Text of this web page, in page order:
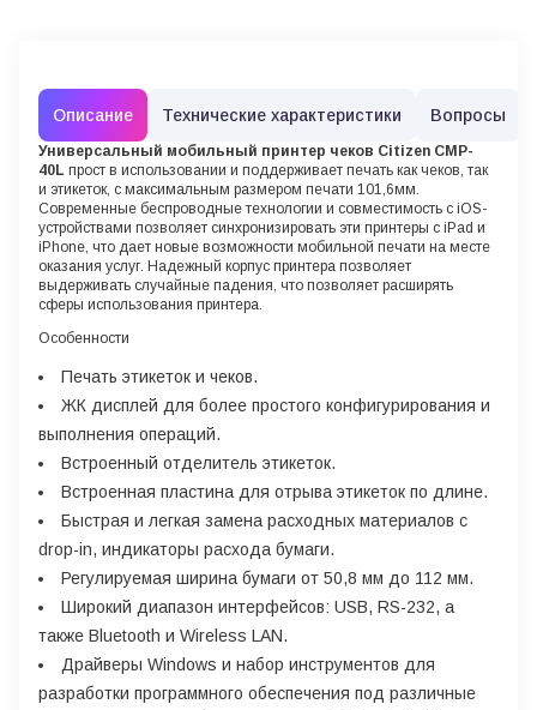
Описание Технические характеристики Вопросы
Универсальный мобильный принтер чеков Citizen CMP-
40L прост в использовании и поддерживает печать как чеков, так
и этикеток, с максимальным размером печати 101,6мм.
Современные беспроводные технологии и совместимость с iOS-
устройствами позволяет синхронизировать эти принтеры с iPad и
iPhone, что дает новые возможности мобильной печати на месте
оказания услуг. Надежный корпус принтера позволяет
выдерживать случайные падения, что позволяет расширять
сферы использования принтера.
Особенности
Печать этикеток и чеков.
ЖК дисплей для более простого конфигурирования и
выполнения операций.
Встроенный отделитель этикеток.
Встроенная пластина для отрыва этикеток по длине.
Быстрая и легкая замена расходных материалов с
drop-in, индикаторы расхода бумаги.
Регулируемая ширина бумаги от 50,8 мм до 112 мм.
Широкий диапазон интерфейсов: USB, RS-232, а
также Bluetooth и Wireless LAN.
Драйверы Windows и набор инструментов для
разработки программного обеспечения под различные